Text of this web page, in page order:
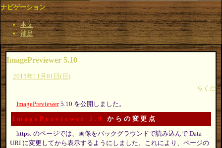
ナビゲーション
本文
補足
ImagePreviewer 5.10
2015年11月01日(日)
らくだ
ImagePreviewer5.10 を公開しました。
ImagePreviewer 5.9 からの変更点
https: のページでは、画像をバックグラウンドで読み込んで Data
URI に変更してから表示するようにしました。これにより、ページの